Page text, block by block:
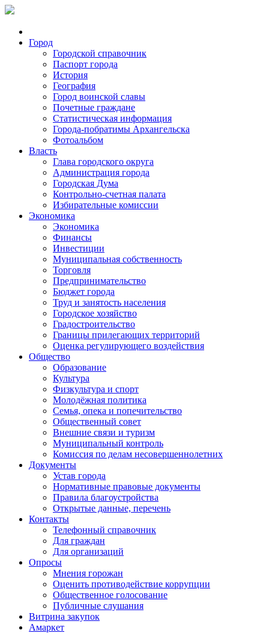
Город
Городской справочник
Паспорт города
История
География
Город воинской славы
Почетные граждане
Статистическая информация
Города-побратимы Архангельска
Фотоальбом
Власть
Глава городского округа
Администрация города
Городская Дума
Контрольно-счетная палата
Избирательные комиссии
Экономика
Экономика
Финансы
Инвестиции
Муниципальная собственность
Торговля
Предпринимательство
Бюджет города
Труд и занятость населения
Городское хозяйство
Градостроительство
Границы прилегающих территорий
Оценка регулирующего воздействия
Общество
Образование
Культура
Физкультура и спорт
Молодёжная политика
Семья, опека и попечительство
Общественный совет
Внешние связи и туризм
Муниципальный контроль
Комиссия по делам несовершеннолетних
Документы
Устав города
Нормативные правовые документы
Правила благоустройства
Открытые данные, перечень
Контакты
Телефонный справочник
Для граждан
Для организаций
Опросы
Мнения горожан
Оценить противодействие коррупции
Общественное голосование
Публичные слушания
Витрина закупок
Амаркет